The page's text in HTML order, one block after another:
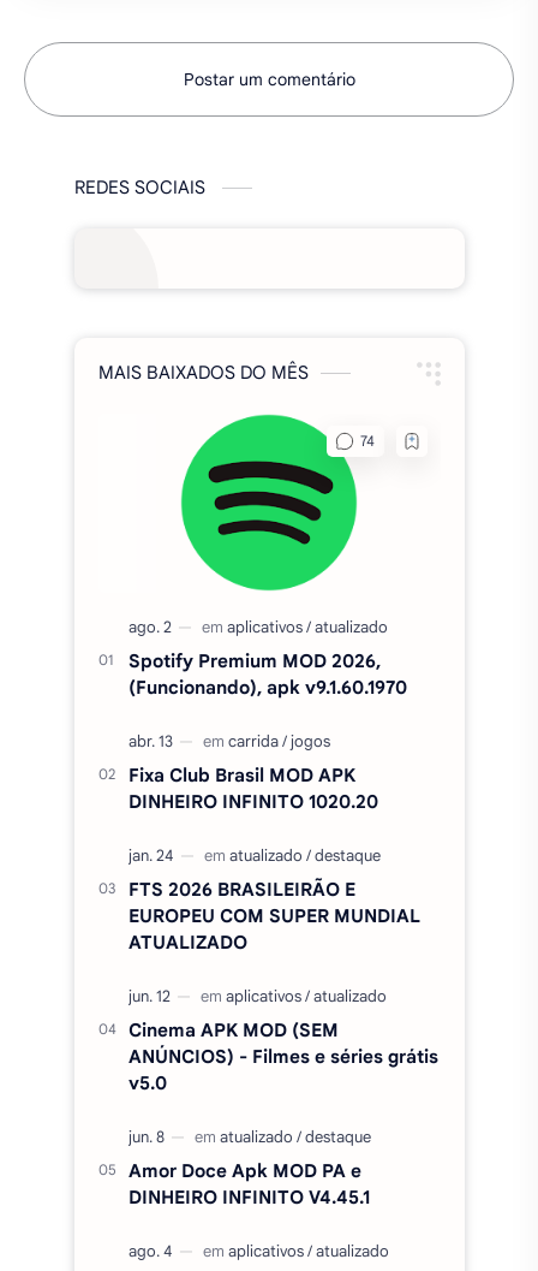
Postar um comentário
REDES SOCIAIS
MAIS BAIXADOS DO MÊS
Spotify Premium MOD 2026,
(Funcionando), apk v9.1.60.1970
Fixa Club Brasil MOD APK
DINHEIRO INFINITO 1020.20
FTS 2026 BRASILEIRÃO E
EUROPEU COM SUPER MUNDIAL
ATUALIZADO
Cinema APK MOD (SEM
ANÚNCIOS) - Filmes e séries grátis
v5.0
Amor Doce Apk MOD PA e
DINHEIRO INFINITO V4.45.1